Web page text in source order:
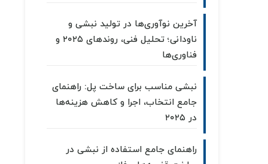
آخرین نوآوری‌ها در تولید نبشی و
ناودانی؛ تحلیل فنی، روندهای ۲۰۲۵ و
فناوری‌ها
نبشی مناسب برای ساخت پل: راهنمای
جامع انتخاب، اجرا و کاهش هزینه‌ها
در ۲۰۲۵
راهنمای جامع استفاده از نبشی در